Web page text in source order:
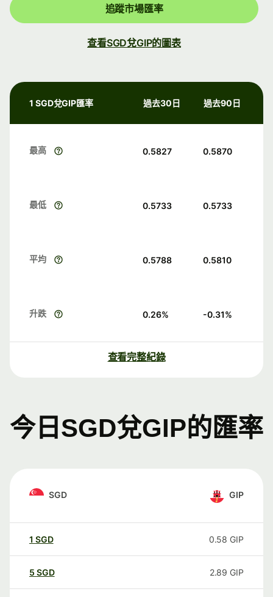
追蹤市場匯率
查看SGD兌GIP的圖表
1 SGD兌GIP匯率 過去30日 過去90日
最高 0.5827 0.5870
最低 0.5733 0.5733
平均 0.5788 0.5810
升跌 0.26% -0.31%
查看完整紀錄
今日SGD兌GIP的匯率
SGD GIP
1 SGD 0.58 GIP
5 SGD 2.89 GIP